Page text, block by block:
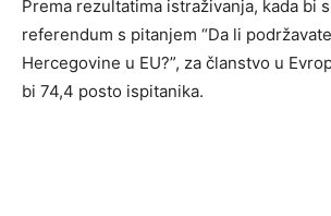
Prema rezultatima istraživanja, kada bi
referendum s pitanjem “Da li
Hercegovine u EU?”, za članstvo u
bi 74,4 posto ispitanika.